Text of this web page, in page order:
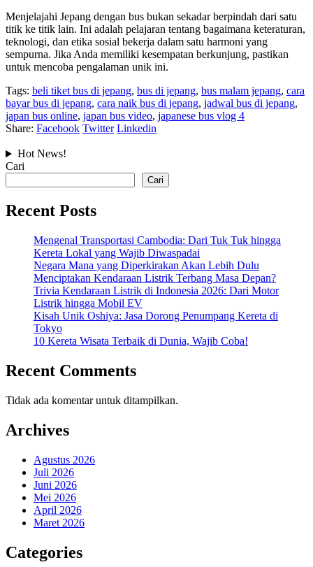
Menjelajahi Jepang dengan bus bukan sekadar berpindah dari satu
titik ke titik lain. Ini adalah pelajaran tentang bagaimana keteraturan,
teknologi, dan etika sosial bekerja dalam satu harmoni yang
sempurna. Jika Anda memiliki kesempatan berkunjung, pastikan
untuk mencoba pengalaman unik ini.
Tags: beli tiket bus di jepang, bus di jepang, bus malam jepang, cara
bayar bus di jepang, cara naik bus di jepang, jadwal bus di jepang,
japan bus online, japan bus video, japanese bus vlog 4
Share: Facebook Twitter Linkedin
Hot News!
Cari
Cari
Recent Posts
Mengenal Transportasi Cambodia: Dari Tuk Tuk hingga
Kereta Lokal yang Wajib Diwaspadai
Negara Mana yang Diperkirakan Akan Lebih Dulu
Menciptakan Kendaraan Listrik Terbang Masa Depan?
Trivia Kendaraan Listrik di Indonesia 2026: Dari Motor
Listrik hingga Mobil EV
Kisah Unik Oshiya: Jasa Dorong Penumpang Kereta di
Tokyo
10 Kereta Wisata Terbaik di Dunia, Wajib Coba!
Recent Comments
Tidak ada komentar untuk ditampilkan.
Archives
Agustus 2026
Juli 2026
Juni 2026
Mei 2026
April 2026
Maret 2026
Categories